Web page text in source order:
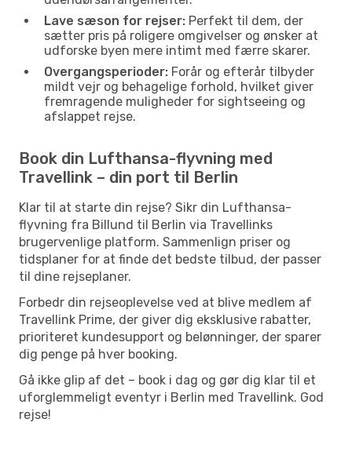
Lave sæson for rejser: Perfekt til dem, der
sætter pris på roligere omgivelser og ønsker at
udforske byen mere intimt med færre skarer.
Overgangsperioder: Forår og efterår tilbyder
mildt vejr og behagelige forhold, hvilket giver
fremragende muligheder for sightseeing og
afslappet rejse.
Book din Lufthansa-flyvning med
Travellink – din port til Berlin
Klar til at starte din rejse? Sikr din Lufthansa-
flyvning fra Billund til Berlin via Travellinks
brugervenlige platform. Sammenlign priser og
tidsplaner for at finde det bedste tilbud, der passer
til dine rejseplaner.
Forbedr din rejseoplevelse ved at blive medlem af
Travellink Prime, der giver dig eksklusive rabatter,
prioriteret kundesupport og belønninger, der sparer
dig penge på hver booking.
Gå ikke glip af det – book i dag og gør dig klar til et
uforglemmeligt eventyr i Berlin med Travellink. God
rejse!